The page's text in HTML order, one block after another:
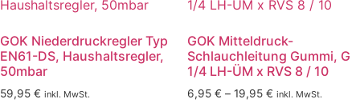
GOK Niederdruckregler Typ
EN61-DS, Haushaltsregler,
50mbar
59,95 € inkl. MwSt.
GOK Mitteldruck-
Schlauchleitung Gummi, G
1/4 LH-ÜM x RVS 8 / 10
6,95 € – 19,95 €Preisspanne:
inkl. MwSt.